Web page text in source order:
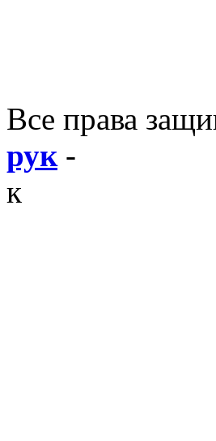
Все права
рук-
к